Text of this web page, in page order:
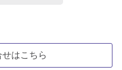
はこちら